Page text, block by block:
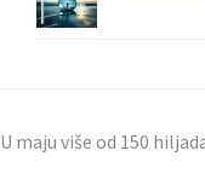
U maju više od 150